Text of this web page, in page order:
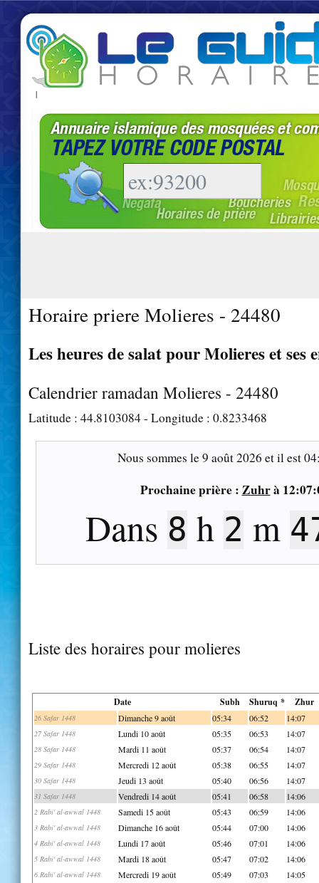
|
Horaire priere Molieres - 24480
Les heures de salat pour Molieres et ses
Calendrier ramadan Molieres - 24480
Latitude : 44.8103084- Longitude : 0.8233468
Nous sommes le9 août 2026 et il est
Prochaine prière : Zuhrà
Dans 8 h 2 m
Liste des horaires pour molieres
Date Subh Shuruq * Zhur
26 Safar 1448 Dimanche 9 août 05:34 06:52 14:07
27 Safar 1448 Lundi 10 août 05:35 06:53 14:07
28 Safar 1448 Mardi 11 août 05:37 06:54 14:07
29 Safar 1448 Mercredi 12 août 05:38 06:55 14:07
30 Safar 1448 Jeudi 13 août 05:40 06:56 14:07
31 Safar 1448 Vendredi 14 août 05:41 06:58 14:06
2 Rabi' al-awwal 1448 Samedi 15 août 05:43 06:59 14:06
3 Rabi' al-awwal 1448 Dimanche 16 août 05:44 07:00 14:06
4 Rabi' al-awwal 1448 Lundi 17 août 05:46 07:01 14:06
5 Rabi' al-awwal 1448 Mardi 18 août 05:47 07:02 14:06
6 Rabi' al-awwal 1448 Mercredi 19 août 05:49 07:03 14:05